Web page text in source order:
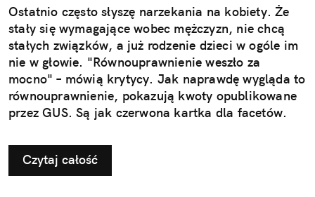
Ostatnio często słyszę narzekania na kobiety. Że
stały się wymagające wobec mężczyzn, nie chcą
stałych związków, a już rodzenie dzieci w ogóle im
nie w głowie. "Równouprawnienie weszło za
mocno" – mówią krytycy. Jak naprawdę wygląda to
równouprawnienie, pokazują kwoty opublikowane
przez GUS. Są jak czerwona kartka dla facetów.
Czytaj całość